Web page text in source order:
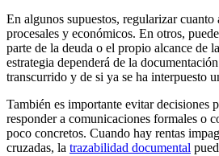
En algunos supuestos, regularizar cuanto
procesales y económicos. En otros,
parte de la deuda o el propio alcance de
estrategia dependerá de la
transcurrido y de si ya se ha interpuesto
También es importante evitar decisiones
responder a comunicaciones formales o
poco concretos. Cuando hay rentas
cruzadas, la trazabilidad documental